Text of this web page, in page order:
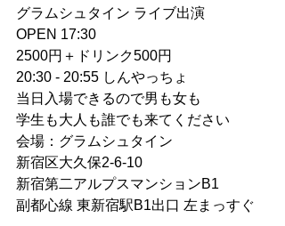
グラムシュタイン ライブ出演
OPEN 17:30
2500円＋ドリンク500円
20:30 - 20:55 しんやっちょ
当日入場できるので男も女も
学生も大人も誰でも来てください
会場：グラムシュタイン
新宿区大久保2-6-10
新宿第二アルプスマンションB1
副都心線 東新宿駅B1出口 左まっすぐ